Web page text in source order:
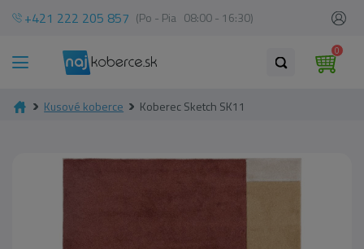
+421 222 205 857 (Po - Pia 08:00 - 16:30)
0
Kusové koberce Koberec Sketch SK11